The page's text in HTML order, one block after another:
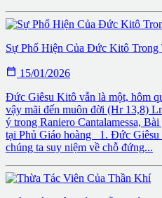
Sự Phổ Hiện Của Đức Kitô Trong
 15/01/2026
Đức Giêsu Kitô vẫn là một, hôm
vậy mãi đến muôn đời (Hr 13,8)
ý trong Raniero Cantalamessa,
tại Phủ Giáo hoàng 1. Đức Giêsu
chúng ta suy niệm về chỗ đứng...